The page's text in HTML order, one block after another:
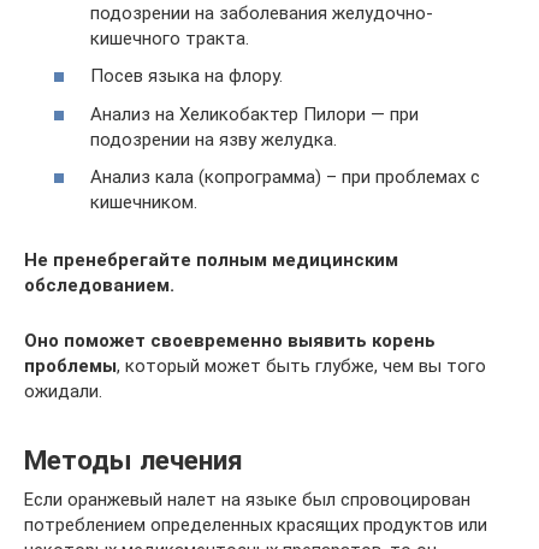
подозрении на заболевания желудочно-
кишечного тракта.
Посев языка на флору.
Анализ на Хеликобактер Пилори — при
подозрении на язву желудка.
Анализ кала (копрограмма) – при проблемах с
кишечником.
Не пренебрегайте полным медицинским
обследованием.
Оно поможет своевременно выявить корень
проблемы, который может быть глубже, чем вы того
ожидали.
Методы лечения
Если оранжевый налет на языке был спровоцирован
потреблением определенных красящих продуктов или